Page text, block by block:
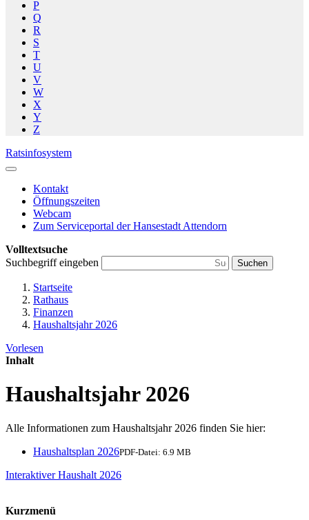
P
Q
R
S
T
U
V
W
X
Y
Z
Ratsinfosystem
Kontakt
Öffnungszeiten
Webcam
Zum Serviceportal der Hansestadt Attendorn
Volltextsuche
Suchbegriff eingeben
Suchen
Startseite
Rathaus
Finanzen
Haushaltsjahr 2026
Vorlesen
Inhalt
Haushaltsjahr 2026
Alle Informationen zum Haushaltsjahr 2026 finden Sie hier:
Haushaltsplan 2026PDF-Datei: 6.9 MB
Interaktiver Haushalt 2026
Kurzmenü